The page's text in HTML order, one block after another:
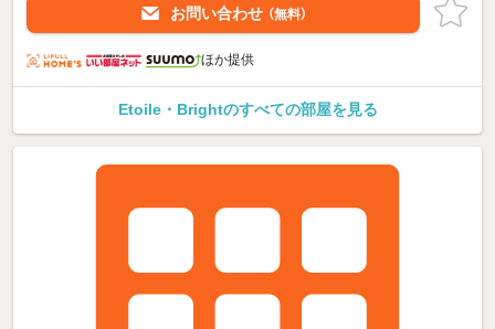
お問い合わせ （無料）
ほか提供
Etoile・Brightのすべての部屋を見る